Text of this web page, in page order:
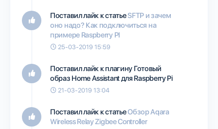
Поставил лайк к статьеSFTP и зачем
оно надо? Как подключиться на
примере Raspberry PI
25-03-2019 15:59
Поставил лайк к плагину Готовый
образ Home Assistant для Raspberry Pi
21-03-2019 13:04
Поставил лайк к статьеОбзор Aqara
Wireless Relay Zigbee Controller